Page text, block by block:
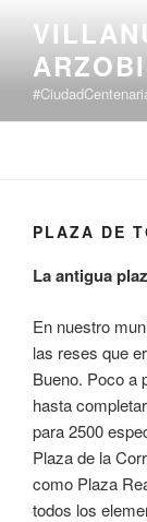
contenido
PLAZA DE
La antigua
En nuestro
las reses que
Bueno. Poco a
hasta
para 2500
Plaza de la
como Plaza
todos los